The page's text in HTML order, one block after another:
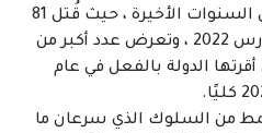
عمليات الإعدام الجماعية في السنوات الأخيرة ، حيث قُتل 81
شخصًا في يوم واحد في 12 مارس 2022 ، وتعرض عدد أكبر من
الدولة بالفعل في عام
من السلوك الذي سرعان ما